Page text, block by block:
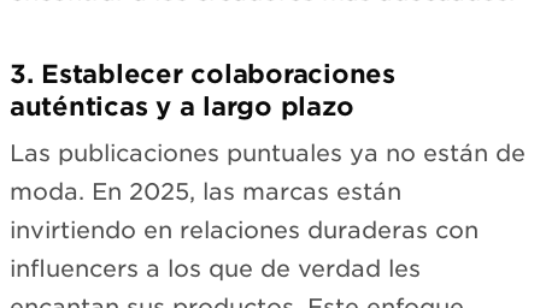
3. Establecer colaboraciones
auténticas y a largo plazo
Las publicaciones puntuales ya no están de
moda. En 2025, las marcas están
invirtiendo en relaciones duraderas con
influencers a los que de verdad les